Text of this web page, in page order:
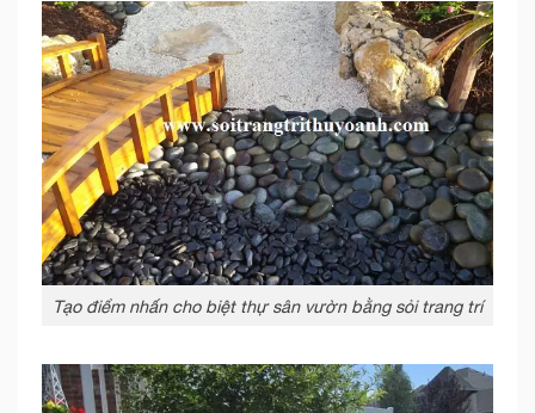
Tạo điểm nhấn cho biệt thự sân vườn bằng sỏi trang trí